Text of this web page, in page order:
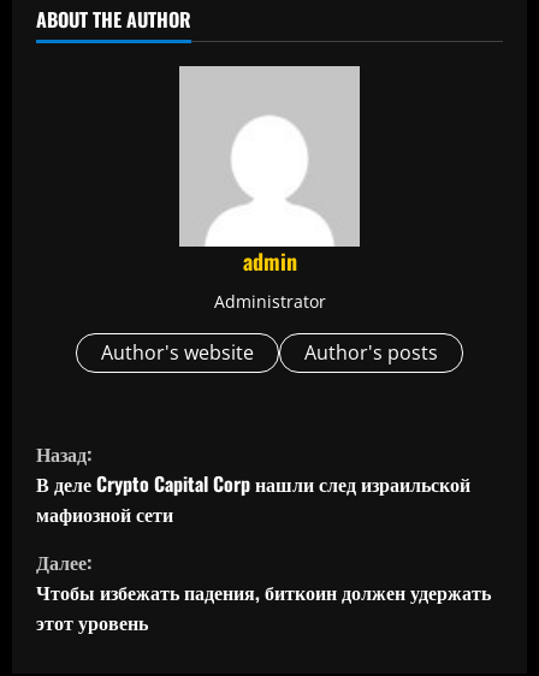
ABOUT THE AUTHOR
admin
Administrator
Author's website Author's posts
П
р
о
д
о
Назад:
В деле Crypto Capital Corp нашли след израильской
мафиозной сети
Далее:
Чтобы избежать падения, биткоин должен удержать
этот уровень